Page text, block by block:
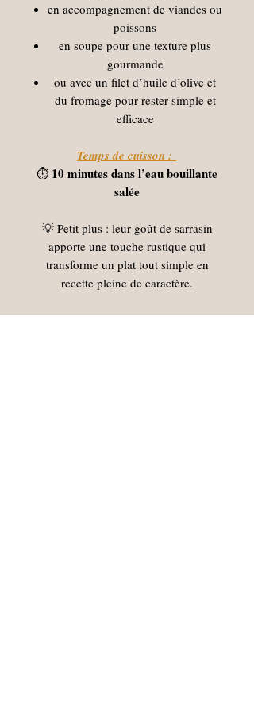
en accompagnement de viandes ou
poissons
en soupe pour une texture plus
gourmande
ou avec un filet d’huile d’olive et
du fromage pour rester simple et
efficace
Temps de cuisson :
⏱️ 10 minutes dans l’eau bouillante
salée
💡 Petit plus : leur goût de sarrasin
apporte une touche rustique qui
transforme un plat tout simple en
recette pleine de caractère.